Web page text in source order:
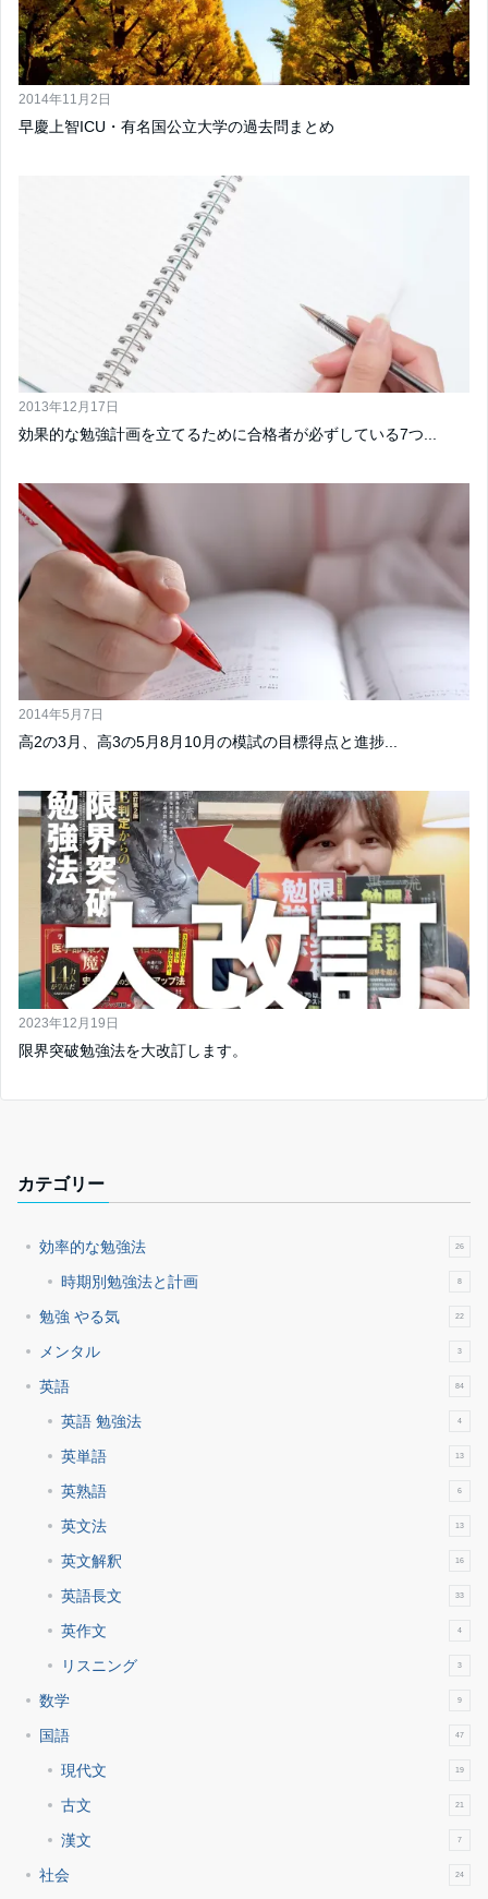
2014年11月2日
早慶上智ICU・有名国公立大学の過去問まとめ
2013年12月17日
効果的な勉強計画を立てるために合格者が必ずしている7つ...
2014年5月7日
高2の3月、高3の5月8月10月の模試の目標得点と進捗...
2023年12月19日
限界突破勉強法を大改訂します。
カテゴリー
効率的な勉強法 26
時期別勉強法と計画 8
勉強 やる気 22
メンタル 3
英語 84
英語 勉強法 4
英単語 13
英熟語 6
英文法 13
英文解釈 16
英語長文 33
英作文 4
リスニング 3
数学 9
国語 47
現代文 19
古文 21
漢文 7
社会 24